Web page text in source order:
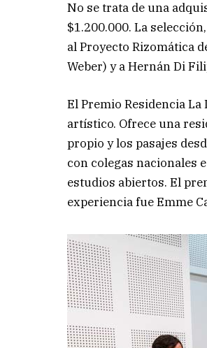
No se trata de una
$1.200.000. La
al Proyecto Rizomática
Weber) y a Hernán Di
El Premio Residencia
artístico. Ofrece una
propio y los pasajes
con colegas nacionales
estudios abiertos. El
experiencia fue Emme